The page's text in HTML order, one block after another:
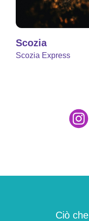
Scozia
Scozia Express
Ciò